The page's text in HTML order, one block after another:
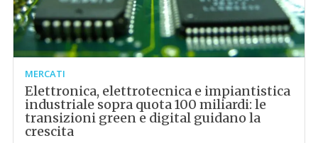
MERCATI
Elettronica, elettrotecnica e impiantistica
industriale sopra quota 100 miliardi: le
transizioni green e digital guidano la
crescita